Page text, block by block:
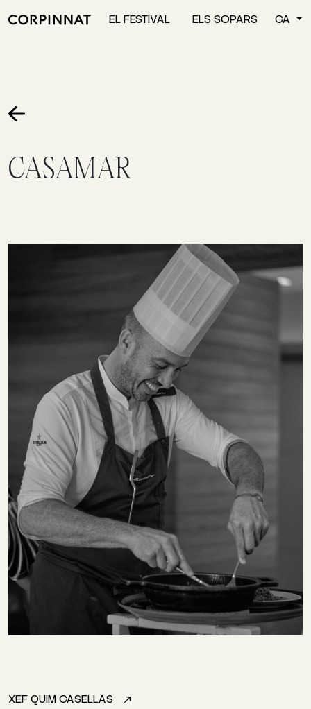
EL FESTIVAL ELS SOPARS CA
CASAMAR
XEF QUIM CASELLAS